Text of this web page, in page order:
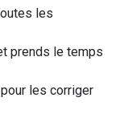
les
prends le temps
les corriger